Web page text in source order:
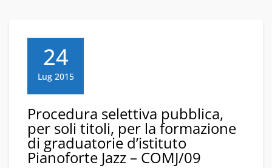
24
Lug 2015
Procedura selettiva pubblica,
per soli titoli, per la formazione
di graduatorie d’istituto
Pianoforte Jazz – COMJ/09